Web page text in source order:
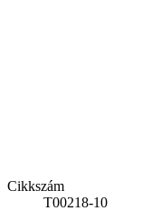
Cikkszám
T00218-10